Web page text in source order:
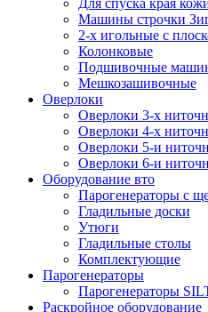
Для спуска края
Машины строчки
2-х игольные с
Колонковые
Подшивочные
Мешкозашивочные
Оверлоки
Оверлоки 3-х
Оверлоки 4-х
Оверлоки 5-и
Оверлоки 6-и
Оборудование вто
Парогенераторы с
Гладильные доски
Утюги
Гладильные столы
Комплектующие
Парогенераторы
Парогенераторы
Раскройное оборудование